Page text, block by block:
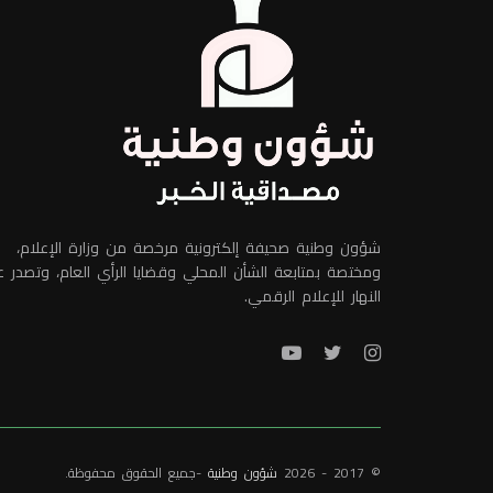
شؤون وطنية صحيفة إلكترونية مرخصة من وزارة الإعلام،
ومختصة بمتابعة الشأن المحلي وقضايا الرأي العام،
النهار للإعلام الرقمي.
© 2017 - 2026 شؤون وطنية -جميع الحقوق محفوظة.